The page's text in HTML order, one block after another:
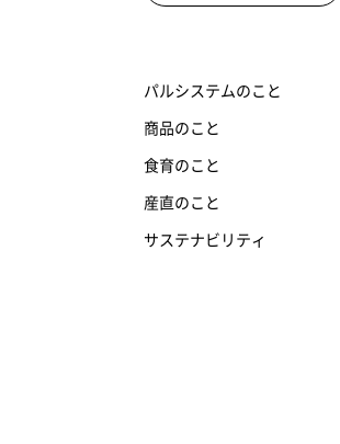
パルシステムのこと
商品のこと
食育のこと
産直のこと
サステナビリティ